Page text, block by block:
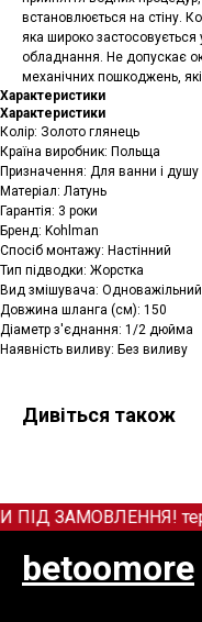
встановлюється на стіну.
яка широко застосовується
обладнання. Не допускає
механічних пошкоджень,
Характеристики
Характеристики
Колір: Золото глянець
Країна виробник: Польща
Призначення: Для ванни і душу
Матеріал: Латунь
Гарантія: 3 роки
Бренд: Kohlman
Спосіб монтажу: Настінний
Тип підводки: Жорстка
Вид змішувача: Одноважільний
Довжина шланга (см): 150
Діаметр з'єднання: 1/2 дюйма
Наявність виливу: Без виливу
Дивіться також
ЗАМОВЛЕННЯ!
betoomore